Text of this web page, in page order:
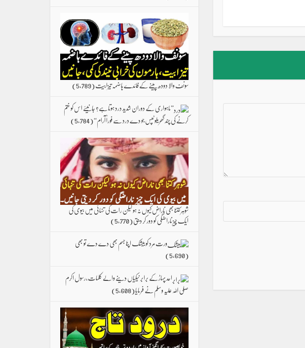
سونف والا دودھ پینے کے فائدے ہاضمہ تیزابیت(5,789)
”ماہواری کے دوران شدید درد ہوتا ہے؟ جانیئے اس کو ختم
کرنے کی چند گھریلو ٹپس جو دے درد سے فوراً آرام“(5,784)
شوہر کتنا بھی ناراض کیوں نہ ہو لیکن رات کی تنہائی میں بیوی کی
ایک چیز ناراضگی کو دور کر دیتی(5,770)
ورت مرد کو بیشک اپنا جسم بھی دے دے تو بھی
(5,690)
احد پہاڑ کے برابر نیکیاں دینے والے کلمات،رسول اکرم
صلی اللہ علیہ وسلم نے فرمایا(5,608)